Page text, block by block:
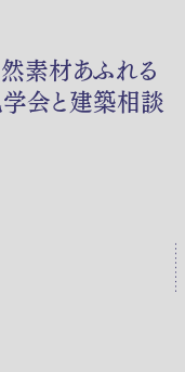
素材あふれる
学会と建築相談